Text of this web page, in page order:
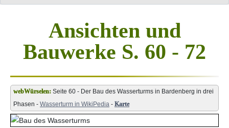
Ansichten und
Bauwerke S. 60 - 72
Seite 60 - Der Bau des Wasserturms in Bardenberg in drei
Phasen - Wasserturm in WikiPedia - Karte